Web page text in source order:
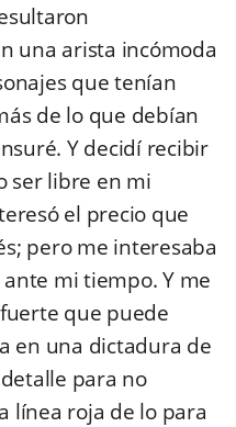
una arista incómoda
que tenían
de lo que debían
Y decidí recibir
ser libre en mi
el precio que
pero me interesaba
mi tiempo. Y me
que puede
en una dictadura de
para no
línea roja de lo para